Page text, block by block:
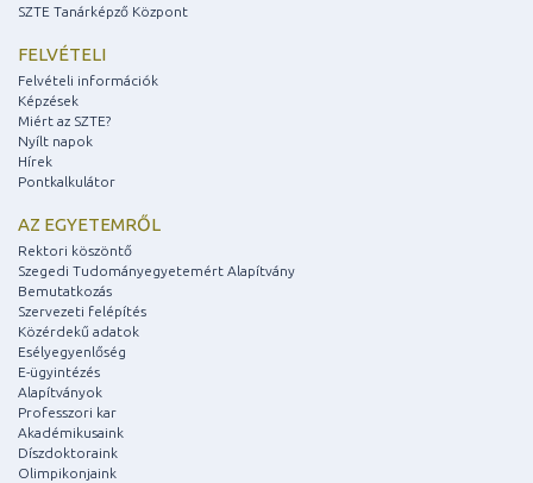
SZTE Tanárképző Központ
FELVÉTELI
Felvételi információk
Képzések
Miért az SZTE?
Nyílt napok
Hírek
Pontkalkulátor
AZ EGYETEMRŐL
Rektori köszöntő
Szegedi Tudományegyetemért Alapítvány
Bemutatkozás
Szervezeti felépítés
Közérdekű adatok
Esélyegyenlőség
E-ügyintézés
Alapítványok
Professzori kar
Akadémikusaink
Díszdoktoraink
Olimpikonjaink